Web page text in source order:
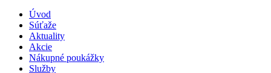
Úvod
Súťaže
Aktuality
Akcie
Nákupné poukážky
Služby